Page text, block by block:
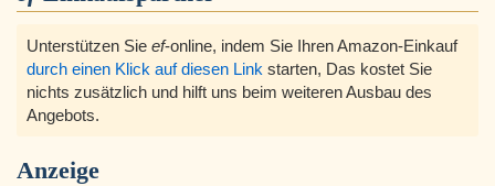
Unterstützen Sie ef-online, indem Sie Ihren Amazon-Einkauf
durch einen Klick auf diesen Link starten, Das kostet Sie
nichts zusätzlich und hilft uns beim weiteren Ausbau des
Angebots.
Anzeige